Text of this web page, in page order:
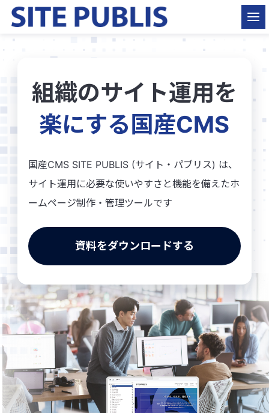
組織のサイト運用を
楽にする国産CMS
国産CMS SITE PUBLIS (サイト・パブリス) は、
サイト運用に必要な使いやすさと機能を備えたホ
ームページ制作・管理ツールです
資料をダウンロードする